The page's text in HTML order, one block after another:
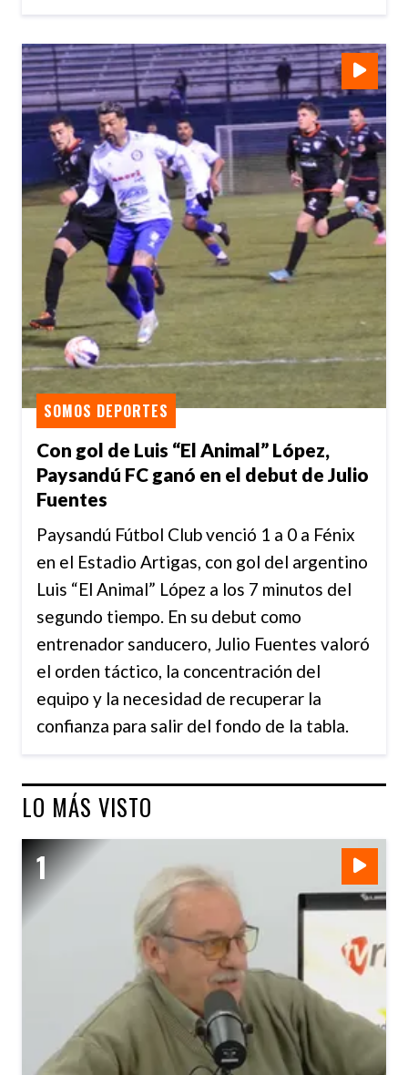
Con gol de Luis “El Animal” López,
Paysandú FC ganó en el debut de Julio
Fuentes
SOMOS DEPORTES
Paysandú Fútbol Club venció 1 a 0 a Fénix
en el Estadio Artigas, con gol del argentino
Luis “El Animal” López a los 7 minutos del
segundo tiempo. En su debut como
entrenador sanducero, Julio Fuentes valoró
el orden táctico, la concentración del
equipo y la necesidad de recuperar la
confianza para salir del fondo de la tabla.
LO MÁS VISTO